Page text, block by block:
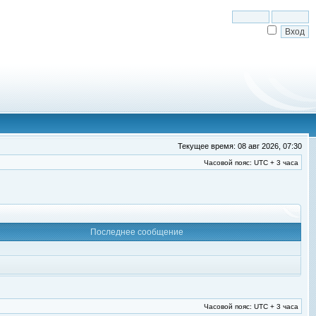
Текущее время: 08 авг 2026, 07:30
Часовой пояс: UTC + 3 часа
Последнее сообщение
Часовой пояс: UTC + 3 часа